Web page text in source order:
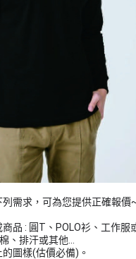
需求，可為您提供正確報價
品 : 圓T、POLO衫、工作服
、排汗或其他...
圖樣(估價必備)。